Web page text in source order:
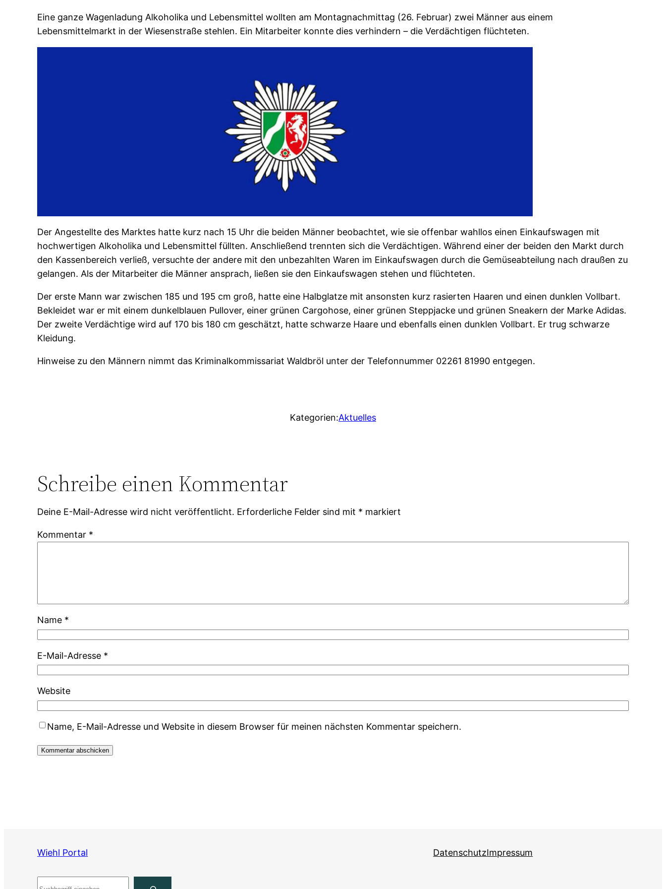
Eine ganze Wagenladung Alkoholika und Lebensmittel wollten am Montagnachmittag (26. Februar) zwei Männer aus einem
Lebensmittelmarkt in der Wiesenstraße stehlen. Ein Mitarbeiter konnte dies verhindern – die Verdächtigen flüchteten.
Der Angestellte des Marktes hatte kurz nach 15 Uhr die beiden Männer beobachtet, wie sie offenbar wahllos einen Einkaufswagen mit
hochwertigen Alkoholika und Lebensmittel füllten. Anschließend trennten sich die Verdächtigen. Während einer der beiden den Markt durch
den Kassenbereich verließ, versuchte der andere mit den unbezahlten Waren im Einkaufswagen durch die Gemüseabteilung nach draußen zu
gelangen. Als der Mitarbeiter die Männer ansprach, ließen sie den Einkaufswagen stehen und flüchteten.
Der erste Mann war zwischen 185 und 195 cm groß, hatte eine Halbglatze mit ansonsten kurz rasierten Haaren und einen dunklen Vollbart.
Bekleidet war er mit einem dunkelblauen Pullover, einer grünen Cargohose, einer grünen Steppjacke und grünen Sneakern der Marke Adidas.
Der zweite Verdächtige wird auf 170 bis 180 cm geschätzt, hatte schwarze Haare und ebenfalls einen dunklen Vollbart. Er trug schwarze
Kleidung.
Hinweise zu den Männern nimmt das Kriminalkommissariat Waldbröl unter der Telefonnummer 02261 81990 entgegen.
Kategorien:Aktuelles
Schreibe einen Kommentar
Deine E-Mail-Adresse wird nicht veröffentlicht. Erforderliche Felder sind mit * markiert
Kommentar *
Name *
E-Mail-Adresse *
Website
Name, E-Mail-Adresse und Website in diesem Browser für meinen nächsten Kommentar speichern.
Wiehl Portal DatenschutzImpressum